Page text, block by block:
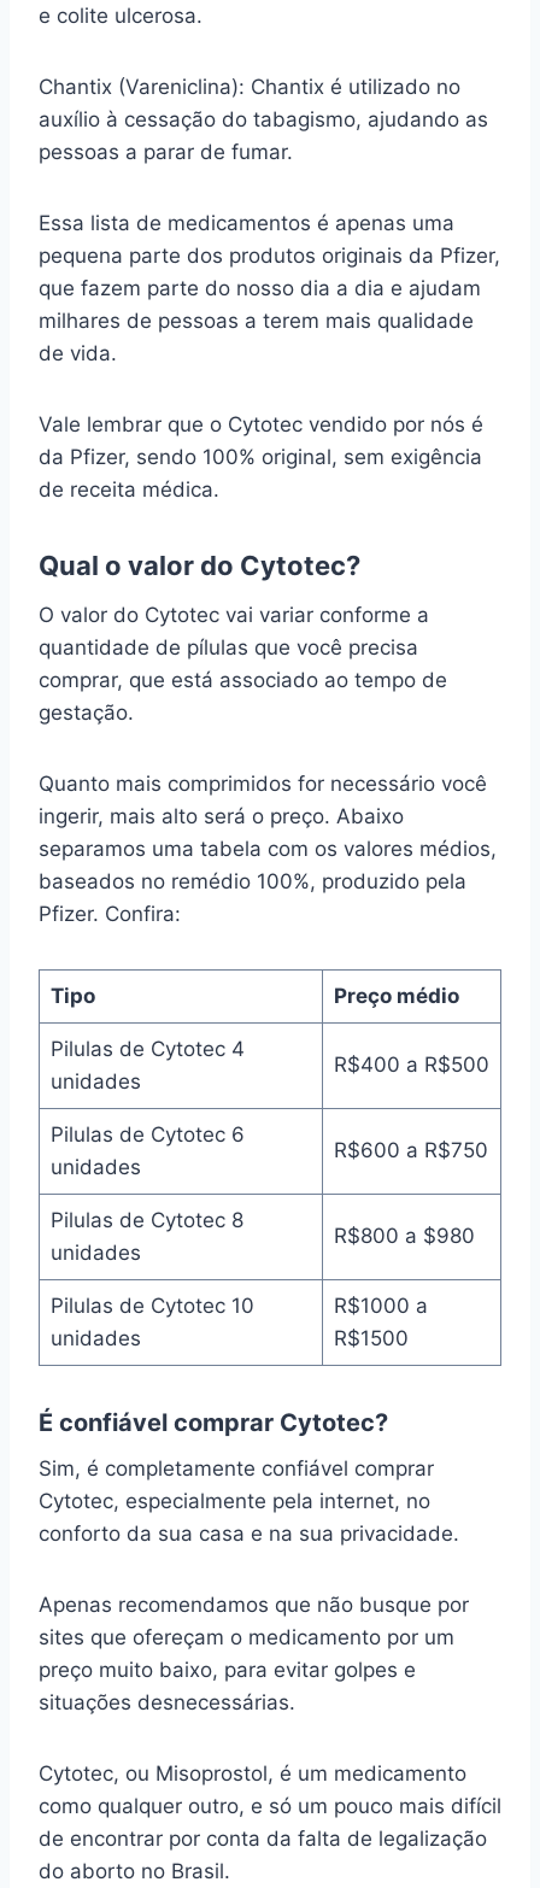
e colite ulcerosa.
Chantix (Vareniclina): Chantix é utilizado no
auxílio à cessação do tabagismo, ajudando as
pessoas a parar de fumar.
Essa lista de medicamentos é apenas uma
pequena parte dos produtos originais da Pfizer,
que fazem parte do nosso dia a dia e ajudam
milhares de pessoas a terem mais qualidade
de vida.
Vale lembrar que o Cytotec vendido por nós é
da Pfizer, sendo 100% original, sem exigência
de receita médica.
Qual o valor do Cytotec?
O valor do Cytotec vai variar conforme a
quantidade de pílulas que você precisa
comprar, que está associado ao tempo de
gestação.
Quanto mais comprimidos for necessário você
ingerir, mais alto será o preço. Abaixo
separamos uma tabela com os valores médios,
baseados no remédio 100%, produzido pela
Pfizer. Confira:
Tipo Preço médio
Pilulas de Cytotec 4
unidades
R$400 a R$500
Pilulas de Cytotec 6
unidades
R$600 a R$750
Pilulas de Cytotec 8
unidades
R$800 a $980
Pilulas de Cytotec 10
unidades
R$1000 a
R$1500
É confiável comprar Cytotec?
Sim, é completamente confiável comprar
Cytotec, especialmente pela internet, no
conforto da sua casa e na sua privacidade.
Apenas recomendamos que não busque por
sites que ofereçam o medicamento por um
preço muito baixo, para evitar golpes e
situações desnecessárias.
Cytotec, ou Misoprostol, é um medicamento
como qualquer outro, e só um pouco mais difícil
de encontrar por conta da falta de legalização
do aborto no Brasil.